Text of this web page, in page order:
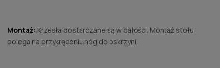
Montaż: Krzesła dostarczane są w całości. Montaż stołu
polega na przykręceniu nóg do oskrzyni.